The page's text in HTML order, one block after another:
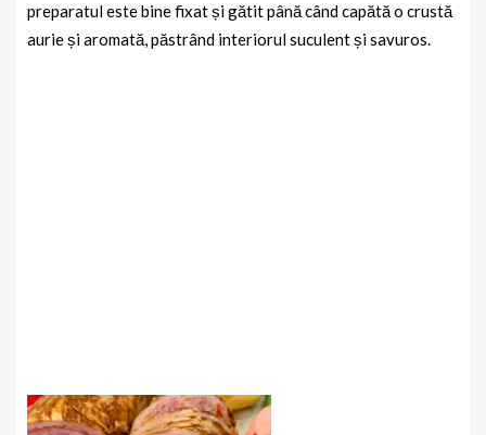
preparatul este bine fixat și gătit până când capătă o crustă
aurie și aromată, păstrând interiorul suculent și savuros.